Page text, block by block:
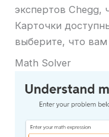
экспертов Chegg,
Карточки
выберите, что
Math Solver